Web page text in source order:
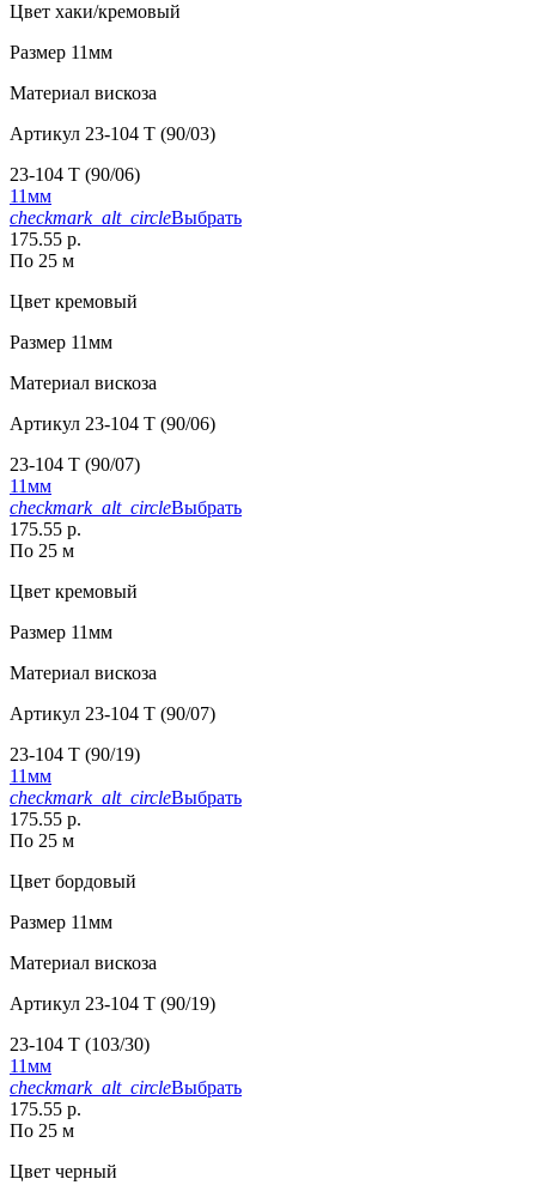
Цвет хаки/кремовый
Размер 11мм
Материал вискоза
Артикул 23-104 T (90/03)
23-104 T (90/06)
11мм
checkmark_alt_circleВыбрать
175.55 р.
По 25 м
Цвет кремовый
Размер 11мм
Материал вискоза
Артикул 23-104 T (90/06)
23-104 T (90/07)
11мм
checkmark_alt_circleВыбрать
175.55 р.
По 25 м
Цвет кремовый
Размер 11мм
Материал вискоза
Артикул 23-104 T (90/07)
23-104 T (90/19)
11мм
checkmark_alt_circleВыбрать
175.55 р.
По 25 м
Цвет бордовый
Размер 11мм
Материал вискоза
Артикул 23-104 T (90/19)
23-104 T (103/30)
11мм
checkmark_alt_circleВыбрать
175.55 р.
По 25 м
Цвет черный